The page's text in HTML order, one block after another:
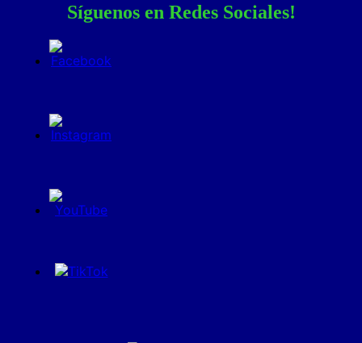
Síguenos en Redes Sociales!